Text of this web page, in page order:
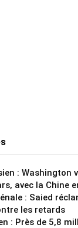
: Washington
avec la Chine
: Saied
les retards
: Près de 5,8